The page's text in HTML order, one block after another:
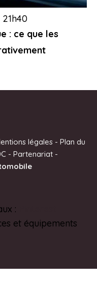
: ce que les
légales - Plan du
- Partenariat -
:
et équipements